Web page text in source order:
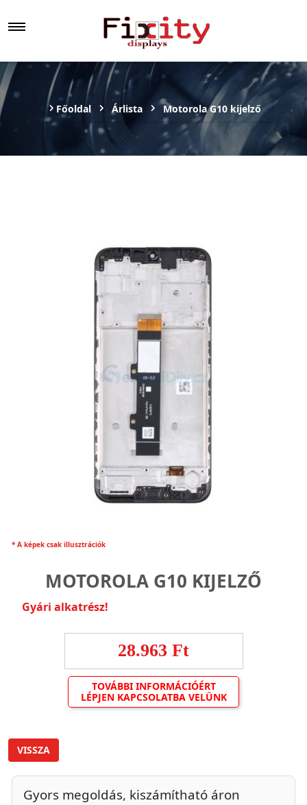
Főoldal Árlista Motorola G10 kijelző
* A képek csak illusztrációk
MOTOROLA G10 KIJELZŐ
Gyári alkatrész!
28.963 Ft
TOVÁBBI INFORMÁCIÓÉRT
LÉPJEN KAPCSOLATBA VELÜNK
VISSZA
Gyors megoldás, kiszámítható áron